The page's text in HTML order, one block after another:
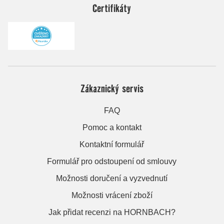
Certifikáty
Zákaznický servis
FAQ
Pomoc a kontakt
Kontaktní formulář
Formulář pro odstoupení od smlouvy
Možnosti doručení a vyzvednutí
Možnosti vrácení zboží
Jak přidat recenzi na HORNBACH?